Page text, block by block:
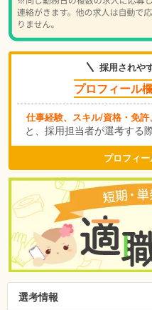
採用されや
プロフィール
仕事経験、スキル/資格・免
と、採用担当者が選考する
プロフィ
選考情報